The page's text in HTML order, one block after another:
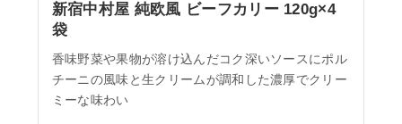
新宿中村屋 純欧風 ビーフカリー 120g×4
袋
香味野菜や果物が溶け込んだコク深いソースにポル
チーニの風味と生クリームが調和した濃厚でクリー
ミーな味わい